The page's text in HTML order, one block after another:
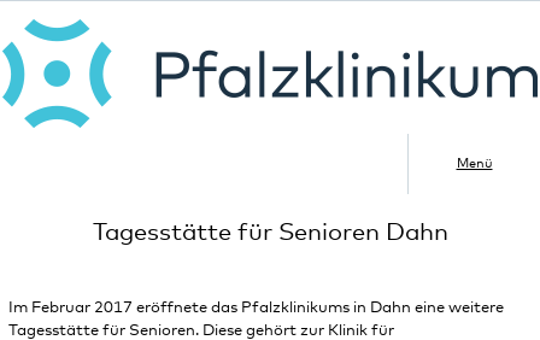
Menü
Tagesstätte für Senioren Dahn
Im Februar 2017 eröffnete das Pfalzklinikums in Dahn eine weitere
Tagesstätte für Senioren. Diese gehört zur Klinik für